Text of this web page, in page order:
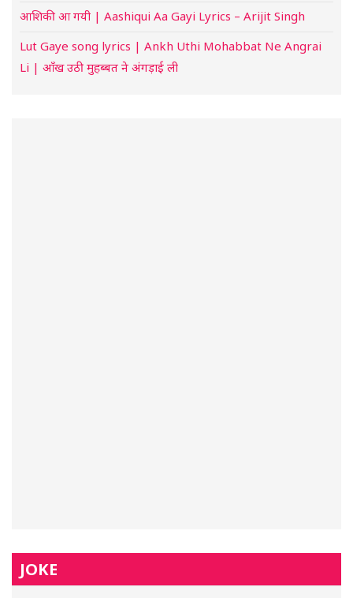
आशिकी आ गयी | Aashiqui Aa Gayi Lyrics – Arijit Singh
Lut Gaye song lyrics | Ankh Uthi Mohabbat Ne Angrai
Li | आँख उठी मुहब्बत ने अंगड़ाई ली
JOKE